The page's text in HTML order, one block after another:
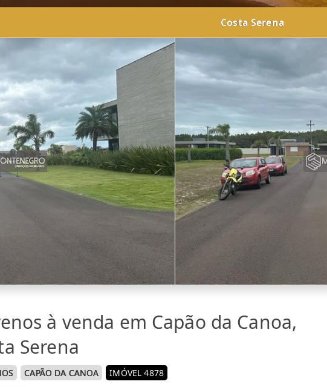
Costa Serena
à venda em Capão da Canoa,
Serena
CAPÃO DA CANOA IMÓVEL 4878